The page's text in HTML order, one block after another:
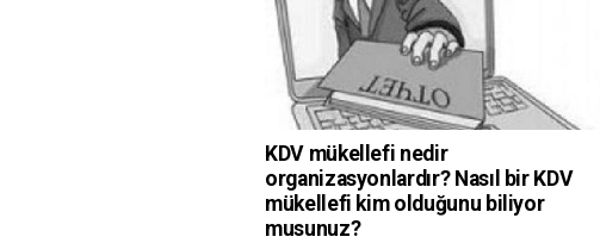
KDV mükellefi nedir
organizasyonlardır? Nasıl bir KDV
mükellefi kim olduğunu biliyor
musunuz?